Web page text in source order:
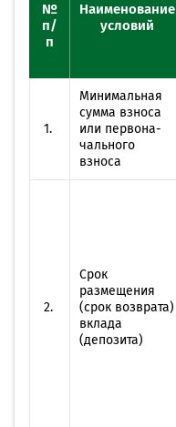
№
п/
п
Наименование
условий
1.
Минимальная
сумма взноса
или первона­
чального
взноса
2.
Срок
размещения
(срок возврата)
вклада
(депозита)